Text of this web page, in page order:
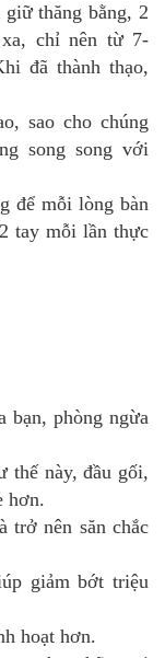
thăng bằng, 2
xa, chỉ nên từ 7-
đã thành thạo,
sao cho chúng
song song với
để mỗi lòng bàn
tay mỗi lần thực
bạn, phòng ngừa
thế này, đầu gối,
hơn.
trở nên săn chắc
giảm bớt triệu
hoạt hơn.